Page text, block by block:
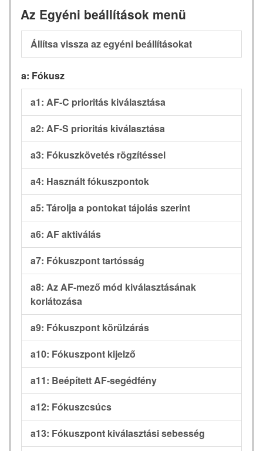
Az Egyéni beállítások menü
Állítsa vissza az egyéni beállításokat
a: Fókusz
a1: AF-C prioritás kiválasztása
a2: AF-S prioritás kiválasztása
a3: Fókuszkövetés rögzítéssel
a4: Használt fókuszpontok
a5: Tárolja a pontokat tájolás szerint
a6: AF aktiválás
a7: Fókuszpont tartósság
a8: Az AF-mező mód kiválasztásának
korlátozása
a9: Fókuszpont körülzárás
a10: Fókuszpont kijelző
a11: Beépített AF-segédfény
a12: Fókuszcsúcs
a13: Fókuszpont kiválasztási sebesség